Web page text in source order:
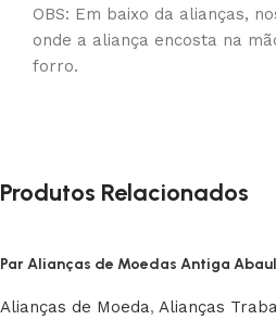
OBS: Em baixo da alianças,
onde a aliança encosta na
forro.
Produtos Relacionados
Par Alianças de Moedas Antiga
Alianças de Moeda, Alianças